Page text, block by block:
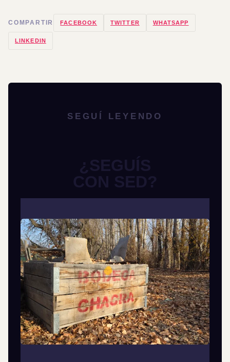
COMPARTIR FACEBOOK TWITTER WHATSAPP
LINKEDIN
SEGUÍ LEYENDO
¿SEGUÍS
CON SED?